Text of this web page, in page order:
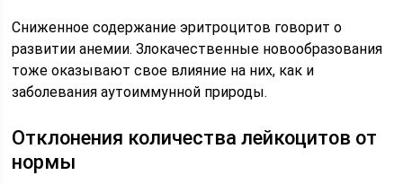
Сниженное содержание эритроцитов говорит о
развитии анемии. Злокачественные новообразования
тоже оказывают свое влияние на них, как и
заболевания аутоиммунной природы.
Отклонения количества лейкоцитов от
нормы